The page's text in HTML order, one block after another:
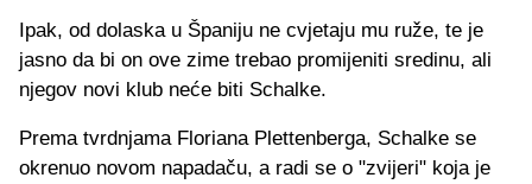
Ipak, od dolaska u Španiju ne cvjetaju mu ruže, te je
jasno da bi on ove zime trebao promijeniti sredinu, ali
njegov novi klub neće biti Schalke.
Prema tvrdnjama Floriana Plettenberga, Schalke se
okrenuo novom napadaču, a radi se o "zvijeri" koja je